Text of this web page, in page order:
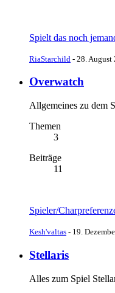
Spielt das noch
RiaStarchild - 28. August
Overwatch
Allgemeines zu dem
Themen
3
Beiträge
11
Spieler/
Kesh'valtas - 19.
Stellaris
Alles zum Spiel